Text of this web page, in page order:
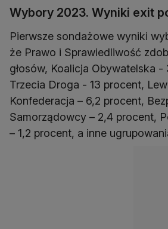
Wybory 2023. Wyniki exit
Pierwsze sondażowe wyniki
że Prawo i Sprawiedliwość
głosów, Koalicja Obywatelska -
Trzecia Droga - 13 procent,
Konfederacja – 6,2 procent,
Samorządowcy – 2,4 procent,
– 1,2 procent, a inne